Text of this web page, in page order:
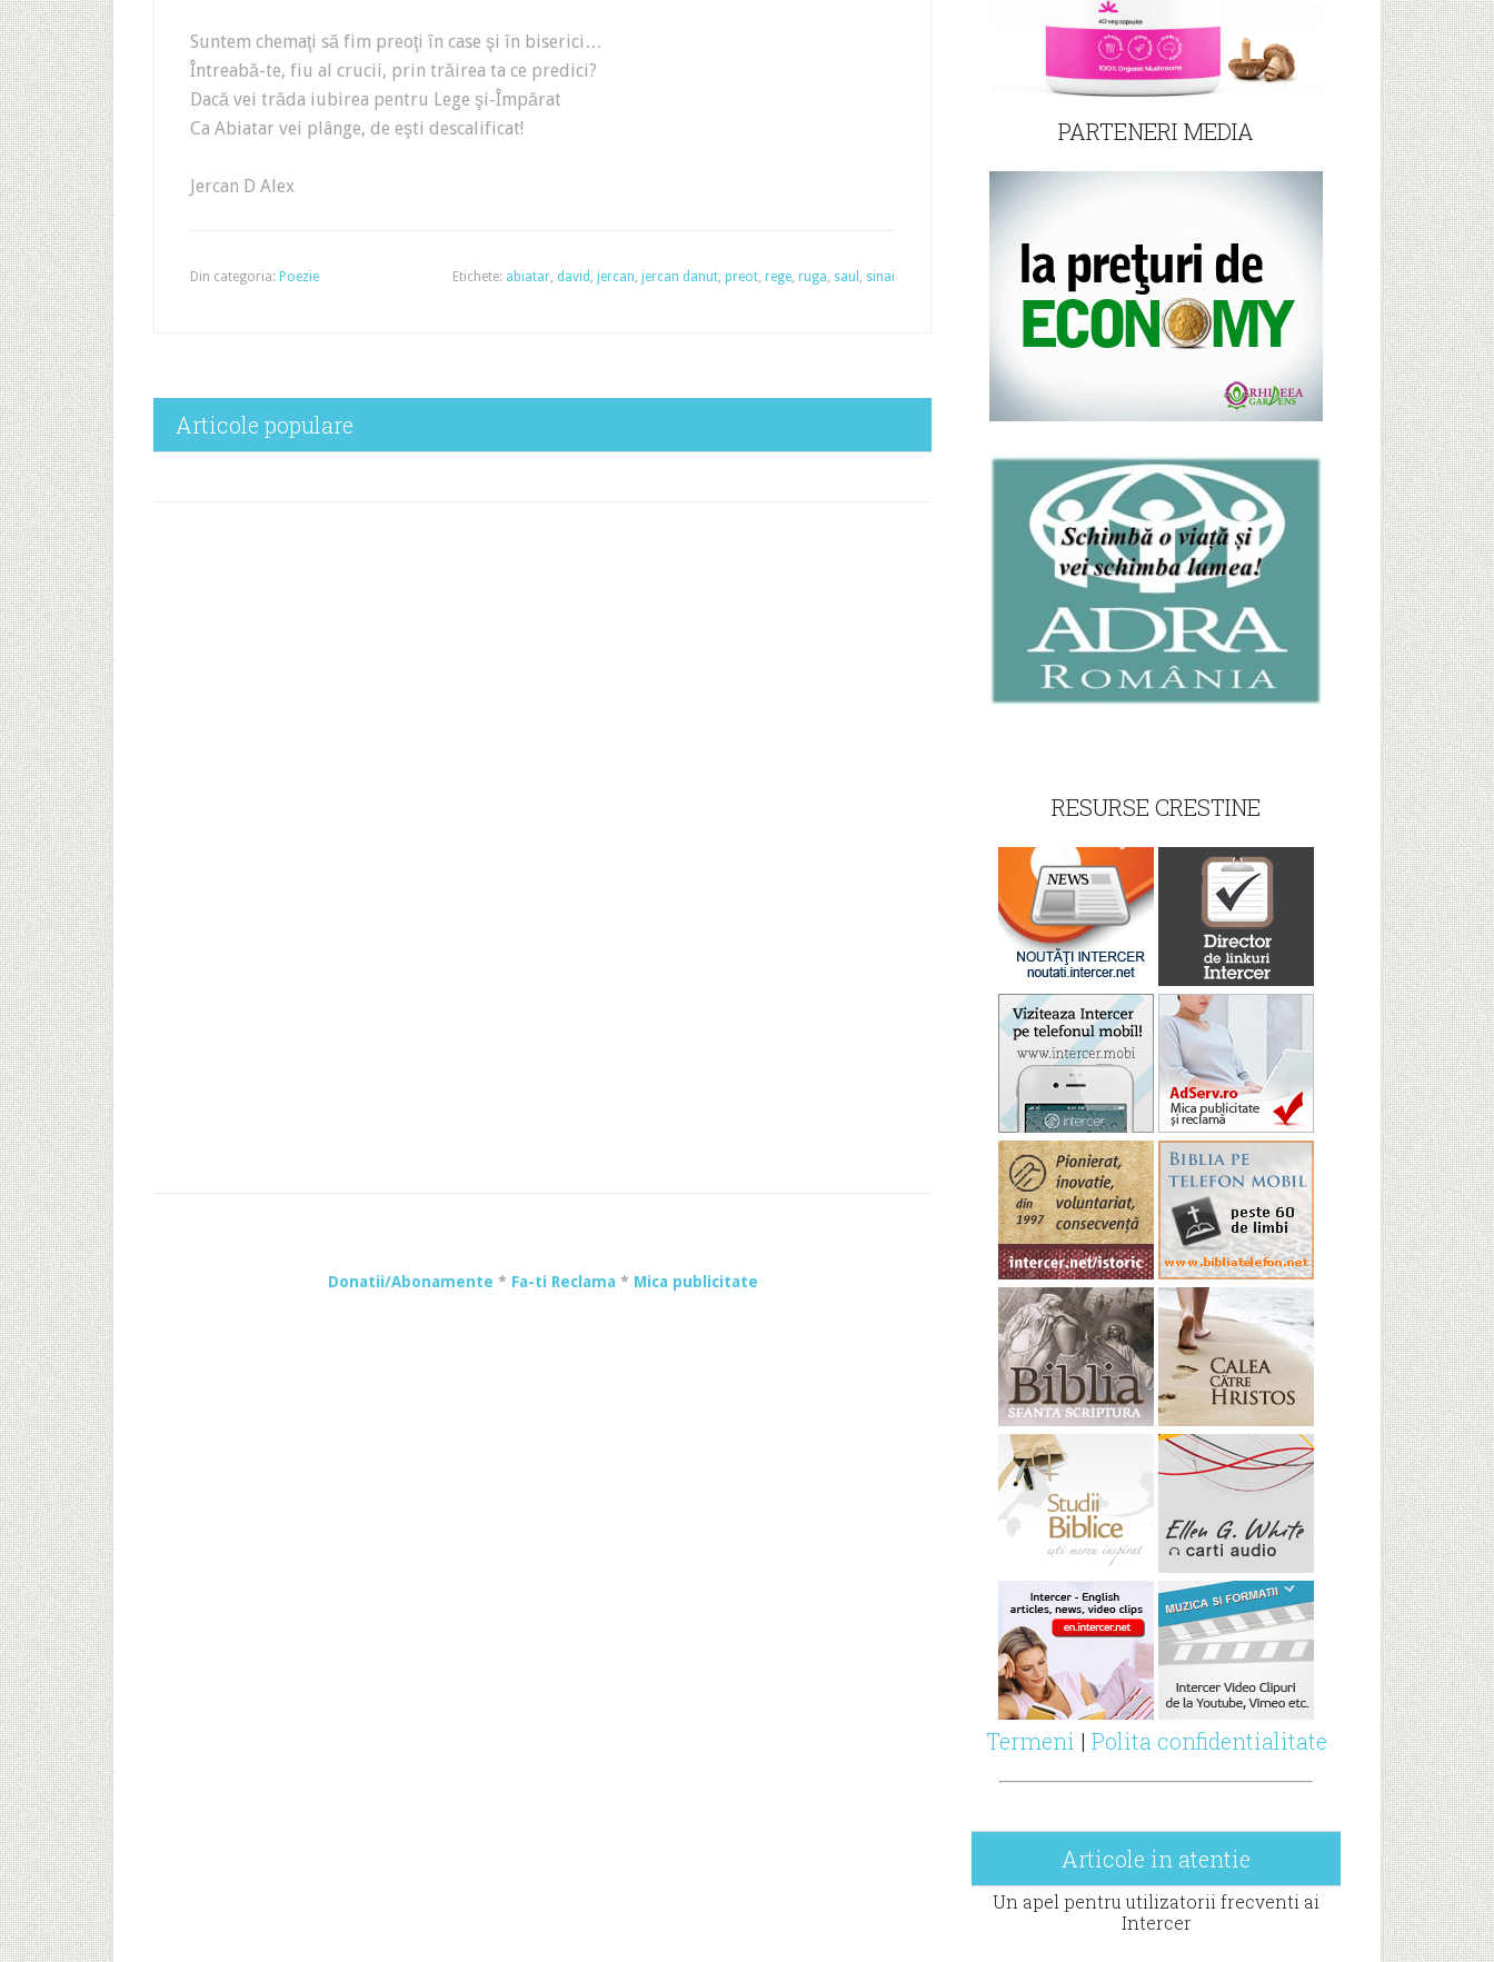
Suntem chemaţi să fim preoţi în case şi în biserici…
Întreabă-te, fiu al crucii, prin trăirea ta ce predici?
Dacă vei trăda iubirea pentru Lege şi-Împărat
Ca Abiatar vei plânge, de eşti descalificat!
Jercan D Alex
Din categoria: Poezie Etichete: abiatar, david , jercan, jercan danut, preot, rege, ruga, saul , sinai
Articole populare
Donatii/Abonamente * Fa-ti Reclama * Mica publicitate
PARTENERI MEDIA
RESURSE CRESTINE
Termeni | Polita confidentialitate
Articole in atentie
Un apel pentru utilizatorii frecventi ai
Intercer